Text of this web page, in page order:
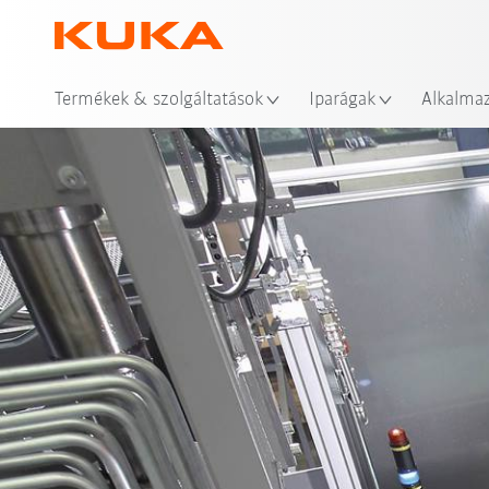
Termékek & szolgáltatások Iparágak